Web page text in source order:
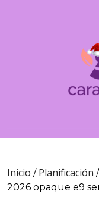
Inicio / Planificación /
2026 opaque e9